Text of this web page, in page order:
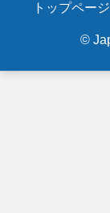
Secondary
トップページ
©